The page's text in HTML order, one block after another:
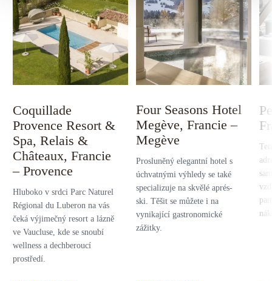
Coquillade
Provence Resort &
Spa, Relais &
Châteaux, Francie
– Provence
Hluboko v srdci Parc Naturel
Régional du Luberon na vás
čeká výjimečný resort a lázně
ve Vaucluse, kde se snoubí
wellness a dechberoucí
prostředí.
Four Seasons Hotel
Megève, Francie –
Megève
Prosluněný elegantní hotel s
úchvatnými výhledy se také
specializuje na skvělé aprés-
ski. Těšit se můžete i na
vynikající gastronomické
zážitky.